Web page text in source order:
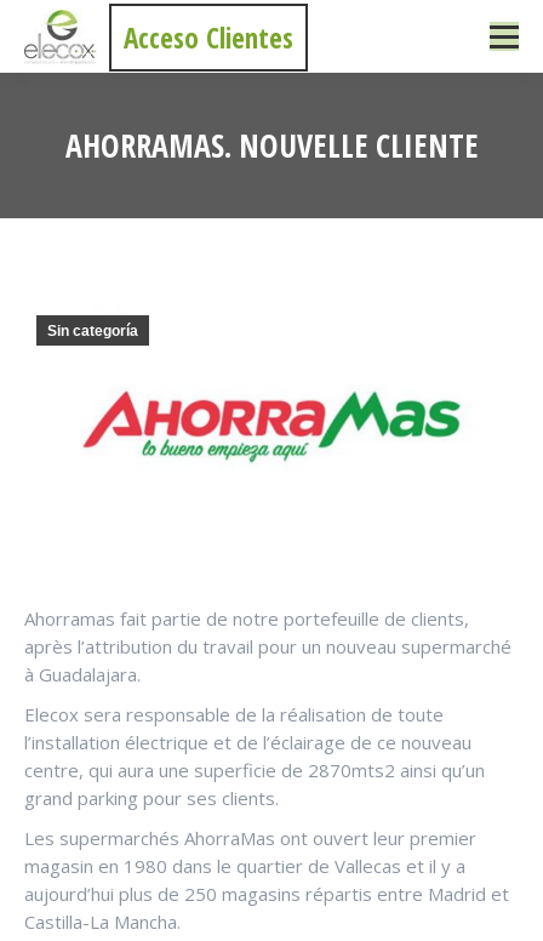
Acceso Clientes
AHORRAMAS. NOUVELLE CLIENTE
Sin categoría
Ahorramas fait partie de notre portefeuille de clients,
après l’attribution du travail pour un nouveau supermarché
à Guadalajara.
Elecox sera responsable de la réalisation de toute
l’installation électrique et de l’éclairage de ce nouveau
centre, qui aura une superficie de 2870mts2 ainsi qu’un
grand parking pour ses clients.
Les supermarchés AhorraMas ont ouvert leur premier
magasin en 1980 dans le quartier de Vallecas et il y a
aujourd’hui plus de 250 magasins répartis entre Madrid et
Castilla-La Mancha.